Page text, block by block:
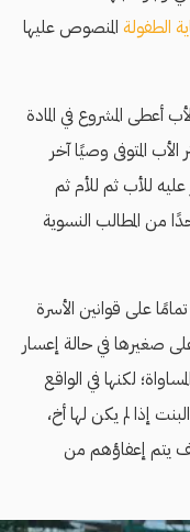
الطفولة المنصوص عليها
أعطى المشروع في المادة
الأب المتوفى وصيًا آخر
للأب ثم للأم ثم
للأم واحدًا من المطالب النسوية
159 حكمًا جديدًا تمامًا على قوانين الأسرة
على صغيرها في حالة إعسار
لكنها في الواقع
إذا لم يكن لها أخ،
يتم إعفاؤهم من